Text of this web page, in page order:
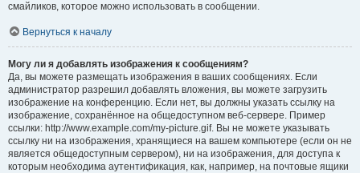
смайликов, которое можно использовать в сообщении.
Вернуться к началу
Могу ли я добавлять изображения к сообщениям?
Да, вы можете размещать изображения в ваших сообщениях. Если
администратор разрешил добавлять вложения, вы можете загрузить
изображение на конференцию. Если нет, вы должны указать ссылку на
изображение, сохранённое на общедоступном веб-сервере. Пример
ссылки: http://www.example.com/my-picture.gif. Вы не можете указывать
ссылку ни на изображения, хранящиеся на вашем компьютере (если он не
является общедоступным сервером), ни на изображения, для доступа к
которым необходима аутентификация, как, например, на почтовые ящики